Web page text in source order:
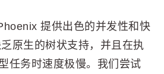
提供出色的并发性和快
原生的树状支持，并且在执
任务时速度极慢。我们尝试